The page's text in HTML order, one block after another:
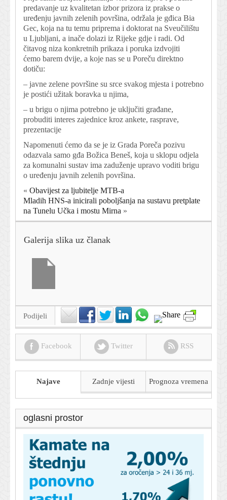
predavanje uz kvalitetan izbor prizora iz prakse o
uređenju javnih zelenih površina, održala je gđica Bia
Gec, koja na tu temu priprema i doktorat na Sveučilištu
u Ljubljani, a inače dolazi iz Rijeke gdje i radi. Od
čitavog niza konkretnih prikaza i poruka izdvojiti
ćemo barem dvije, a koje nas se u Poreču direktno
dotiču:
– javne zelene površine su srce svakog mjesta i potrebno
je postići užitak boravka u njima,
– u brigu o njima potrebno je uključiti građane,
probuditi interes zajednice kroz ankete, rasprave,
prezentacije
Napomenuti ćemo da se je iz Grada Poreča pozivu
odazvala samo gđa Božica Beneš, koja u sklopu odjela
za komunalni sustav ima zaduženje upravo voditi brigu
o uređenju javnih zelenih površina.
« Obavijest za ljubitelje MTB-a
Mladih HNS-a inicirali poboljšanja na sustavu pretplate
na Tunelu Učka i mostu Mirna »
Galerija slika uz članak
Podijeli
Facebook Twitter RSS
Najave Zadnje vijesti Prognoza vremena
oglasni prostor